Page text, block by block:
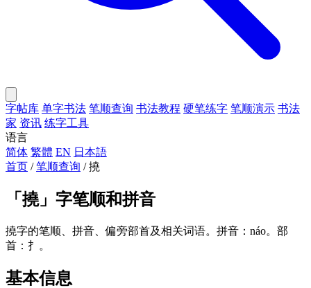
字帖库 单字书法 笔顺查询 书法教程 硬笔练字 笔顺演示 书法
家 资讯 练字工具
语言
简体 繁體 EN 日本語
首页 / 笔顺查询 / 撓
「 撓」字笔顺和拼音
撓字的笔顺、拼音、偏旁部首及相关词语。拼音：náo。部
首：扌。
基本信息